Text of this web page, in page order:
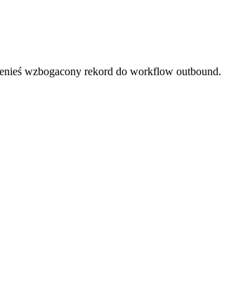
wzbogacony rekord do workflow outbound.